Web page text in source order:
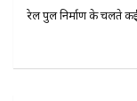
रेल पुल निर्माण के चलते कई